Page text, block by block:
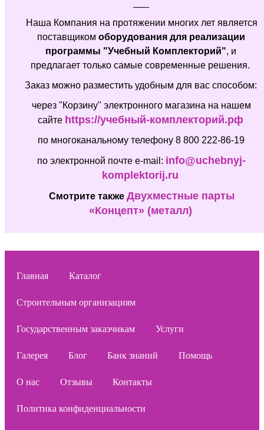
Наша Компания на протяжении многих лет является
поставщиком оборудования для реализации
программы "Учебный Комплекторий", и
предлагает только самые современные решения.
Заказ можно разместить удобным для вас способом:
через "Корзину" электронного магазина на нашем
сайте https://учебный-комплекторий.рф
по многоканальному телефону 8 800 222-86-19
по электронной почте e-mail: info@uchebnyj-
komplektorij.ru
Смотрите также Двухместные парты
«Концепт» (металл)
Главная Каталог
Строительным организациям
Государственным заказчикам Услуги
Галерея Блог Банк знаний Помощь
О нас Отзывы Контакты
Политика конфиденциальности